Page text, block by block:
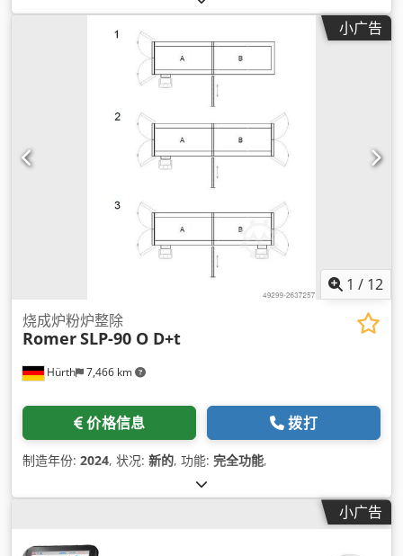
小广告
1 / 12
Hürth 7,466 km
烧成炉粉炉整除
RomerSLP-90 O D+t
价格信息 拨打
制造年份: 2024, 状况: 新的, 功能: 完全功能,
小广告